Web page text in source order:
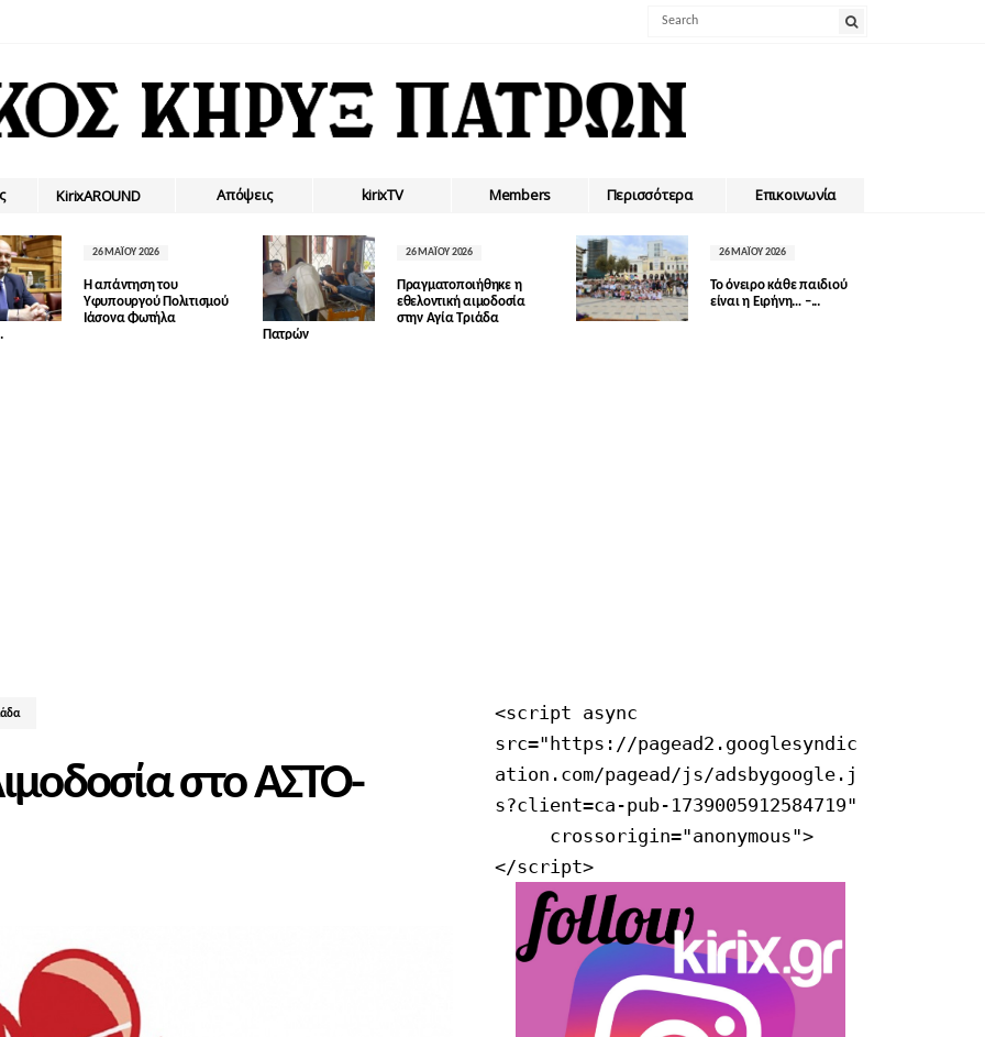
ΚirixAROUND Απόψεις kirixTV Members Περισσότερα Επικοινωνία
26 ΜΑΪ́ΟΥ 2026
Η απάντηση του
Υφυπουργού Πολιτισμού
Ιάσονα Φωτήλα
26 ΜΑΪ́ΟΥ 2026
Πραγματοποιήθηκε η
εθελοντική αιμοδοσία
στην Αγία Τριάδα
Πατρών
26 ΜΑΪ́ΟΥ 2026
Το όνειρο κάθε παιδιού
είναι η Ειρήνη… –...
στο ΑΣΤΟ-
<script async
src="https://pagead2.googlesyndic
ation.com/pagead/js/adsbygoogle.j
s?client=ca-pub-1739005912584719"
</script>